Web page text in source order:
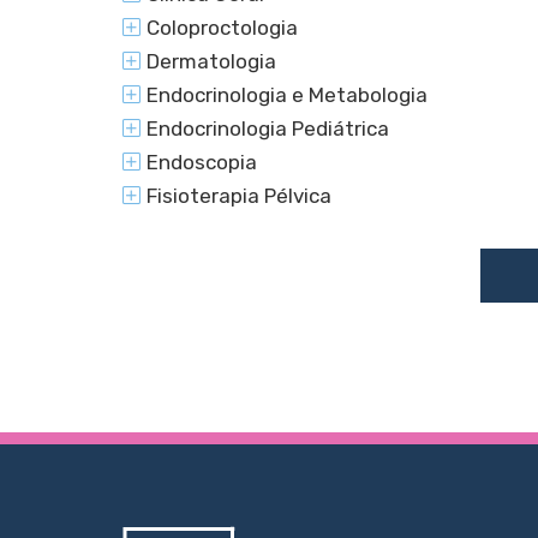
Coloproctologia
Dermatologia
Endocrinologia e Metabologia
Endocrinologia Pediátrica
Endoscopia
Fisioterapia Pélvica